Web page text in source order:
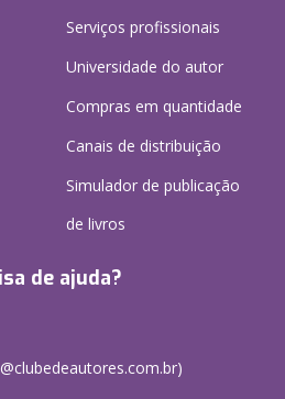
Serviços profissionais
Universidade do autor
Compras em quantidade
Canais de distribuição
Simulador de publicação
de livros
de ajuda?